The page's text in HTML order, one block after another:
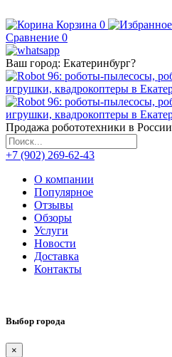
Корзина 0
Сравнение 0
Ваш город: Екатеринбург?
Продажа робототехники в России
+7 (902) 269-62-43
О компании
Популярное
Отзывы
Обзоры
Услуги
Новости
Доставка
Контакты
Выбор города
×